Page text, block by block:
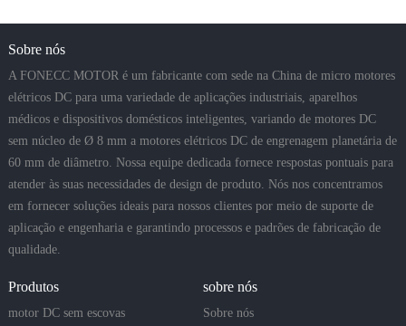
Sobre nós
A FONECC MOTOR é um fabricante com sede na China de micro motores
elétricos DC para uma variedade de aplicações industriais, aparelhos
médicos e dispositivos domésticos inteligentes, variando de motores DC
sem núcleo de Ø 8 mm a motores elétricos DC de engrenagem planetária de
60 mm de diâmetro. Nossa equipe dedicada fornece respostas pontuais para
atender às suas necessidades de design de produto. Nós nos concentramos
em fornecer soluções ideais para nossos clientes por meio de suporte de
aplicação e engenharia e garantindo processos e padrões de fabricação de
qualidade.
Produtos
motor DC sem escovas
sobre nós
Sobre nós